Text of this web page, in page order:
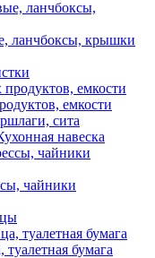
ланчбоксы, крышки
емкости
сита
навеска
чайники
бумага